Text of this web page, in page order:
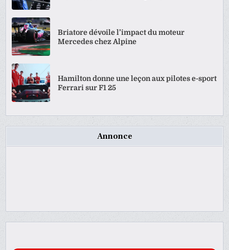
Briatore dévoile l’impact du moteur
Mercedes chez Alpine
Hamilton donne une leçon aux pilotes e-sport
Ferrari sur F1 25
Annonce